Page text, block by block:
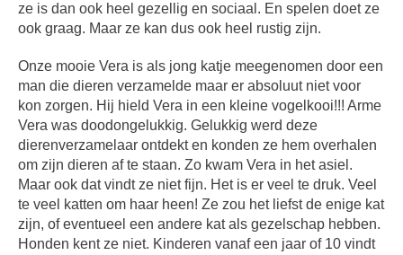
ze is dan ook heel gezellig en sociaal. En spelen doet ze
ook graag. Maar ze kan dus ook heel rustig zijn.
Onze mooie Vera is als jong katje meegenomen door een
man die dieren verzamelde maar er absoluut niet voor
kon zorgen. Hij hield Vera in een kleine vogelkooi!!! Arme
Vera was doodongelukkig. Gelukkig werd deze
dierenverzamelaar ontdekt en konden ze hem overhalen
om zijn dieren af te staan. Zo kwam Vera in het asiel.
Maar ook dat vindt ze niet fijn. Het is er veel te druk. Veel
te veel katten om haar heen! Ze zou het liefst de enige kat
zijn, of eventueel een andere kat als gezelschap hebben.
Honden kent ze niet. Kinderen vanaf een jaar of 10 vindt